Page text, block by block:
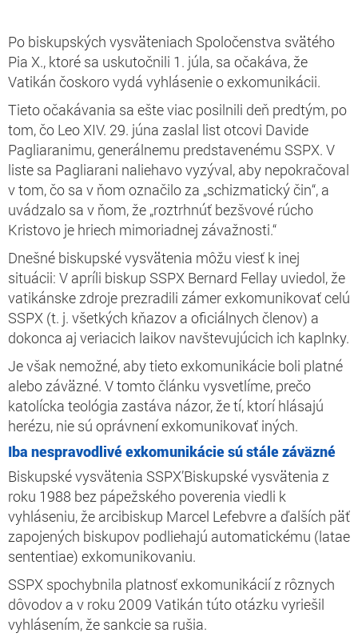
Po biskupských vysväteniach Spoločenstva svätého
Pia X., ktoré sa uskutočnili 1. júla, sa očakáva, že
Vatikán čoskoro vydá vyhlásenie o exkomunikácii.
Tieto očakávania sa ešte viac posilnili deň predtým, po
tom, čo Leo XIV. 29. júna zaslal list otcovi Davide
Pagliaranimu, generálnemu predstavenému SSPX. V
liste sa Pagliarani naliehavo vyzýval, aby nepokračoval
v tom, čo sa v ňom označilo za „schizmatický čin“, a
uvádzalo sa v ňom, že „roztrhnúť bezšvové rúcho
Kristovo je hriech mimoriadnej závažnosti.“
Dnešné biskupské vysvätenia môžu viesť k inej
situácii: V apríli biskup SSPX Bernard Fellay uviedol, že
vatikánske zdroje prezradili zámer exkomunikovať celú
SSPX (t. j. všetkých kňazov a oficiálnych členov) a
dokonca aj veriacich laikov navštevujúcich ich kaplnky.
Je však nemožné, aby tieto exkomunikácie boli platné
alebo záväzné. V tomto článku vysvetlíme, prečo
katolícka teológia zastáva názor, že tí, ktorí hlásajú
herézu, nie sú oprávnení exkomunikovať iných.
Iba nespravodlivé exkomunikácie sú stále záväzné
Biskupské vysvätenia SSPX’Biskupské vysvätenia z
roku 1988 bez pápežského poverenia viedli k
vyhláseniu, že arcibiskup Marcel Lefebvre a ďalších päť
zapojených biskupov podliehajú automatickému (latae
sententiae) exkomunikovaniu.
SSPX spochybnila platnosť exkomunikácií z rôznych
dôvodov a v roku 2009 Vatikán túto otázku vyriešil
vyhlásením, že sankcie sa rušia.